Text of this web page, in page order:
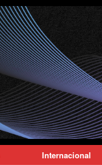
Internacional